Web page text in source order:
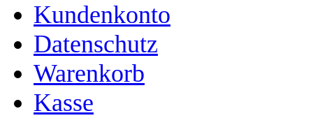
Kundenkonto
Datenschutz
Warenkorb
Kasse